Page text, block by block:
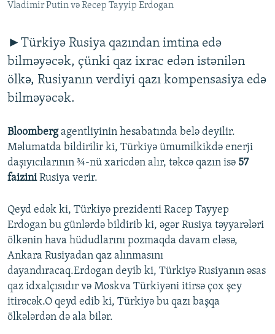
AZADLIQRADIOSU MOBIL TELEFONUNUZDA
XƏBƏR BÜLLETENLƏRIMIZ
RFE/RL-in bütün saytları
Vladimir Putin və Recep Tayyip Erdogan
►Türkiyə Rusiya qazından imtina edə
bilməyəcək, çünki qaz ixrac edən istənilən
ölkə, Rusiyanın verdiyi qazı kompensasiya edə
bilməyəcək.
Bloombergagentliyinin hesabatında belə deyilir.
Məlumatda bildirilir ki, Türkiyə ümumilkikdə enerji
daşıyıcılarının ¾-nü xaricdən alır, təkcə qazın isə 57
faiziniRusiya verir.
Qeyd edək ki, Türkiyə prezidenti Racep Tayyep
Erdogan bu günlərdə bildirib ki, əgər Rusiya təyyarələri
ölkənin hava hüdudlarını pozmaqda davam eləsə,
Ankara Rusiyadan qaz alınmasını
dayandıracaq.Erdogan deyib ki, Türkiyə Rusiyanın əsas
qaz idxalçısıdır və Moskva Türkiyəni itirsə çox şey
itirəcək.O qeyd edib ki, Türkiyə bu qazı başqa
ölkələrdən də ala bilər.